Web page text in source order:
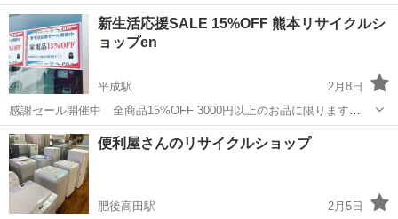
鉄キロ34円 1t〜現場引取致します(熊本県地域) 自動車 バイク 螺旋階
段 鉄柱 トラクター 街灯 タンク 自動販売機 鉄骨 プレハブ ハウスパイ
プ 農業資...
熊本 荒尾市 長洲駅 リサイクルショップ 買取
新生活応援SALE 15%OFF 熊本リサイクルシ
ョップen
平成駅
2月8日
感謝セール開催中 全商品15%OFF 3000円以上のお品に限ります
（一部除外） https://www.ekiten.jp/shop_2903801/coupon/
https://s.ekiten.jp/shop_2...
熊本 熊本市 平成駅 リサイクルショップ
便利屋さんのリサイクルショップ
肥後高田駅
2月5日